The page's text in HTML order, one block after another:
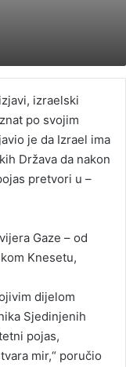
izraelski
po svojim
je da Izrael ima
Država da nakon
pretvori u –
Gaze – od
Knesetu,
dijelom
Sjedinjenih
pojas,
mir,“ poručio